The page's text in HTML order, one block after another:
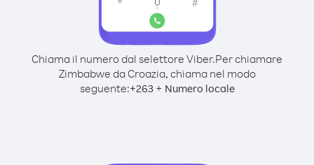
Chiama il numero dal selettore Viber.Per chiamare
Zimbabwe da Croazia, chiama nel modo
seguente:+263+ Numero locale